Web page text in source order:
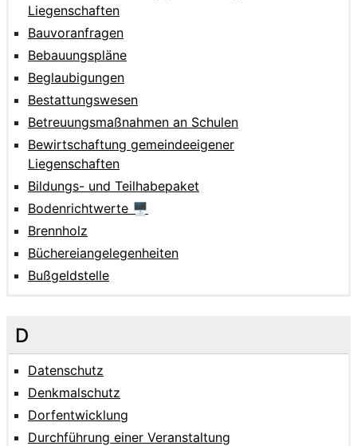
Liegenschaften
Bauvoranfragen
Bebauungspläne
Beglaubigungen
Bestattungswesen
Betreuungsmaßnahmen an Schulen
Bewirtschaftung gemeindeeigener
Liegenschaften
Bildungs- und Teilhabepaket
Bodenrichtwerte 🖥
Brennholz
Büchereiangelegenheiten
Bußgeldstelle
D
Datenschutz
Denkmalschutz
Dorfentwicklung
Durchführung einer Veranstaltung